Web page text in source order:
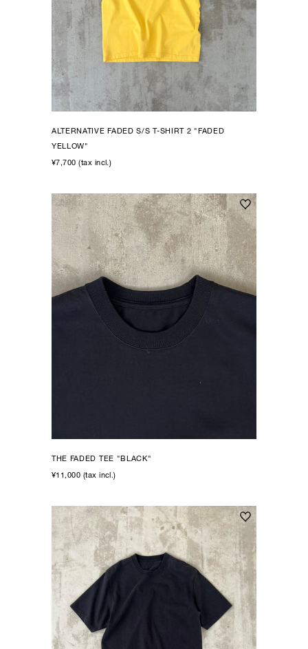
ALTERNATIVE FADED S/S T-SHIRT 2 "FADED
YELLOW"
¥7,700 (tax incl.)
THE FADED TEE "BLACK"
¥11,000 (tax incl.)